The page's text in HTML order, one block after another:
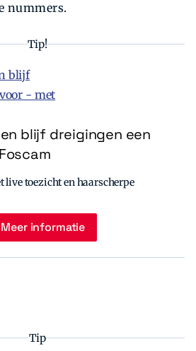
nummers.
Tip!
blijf dreigingen een
live toezicht en haarscherpe
Meer informatie
Tip